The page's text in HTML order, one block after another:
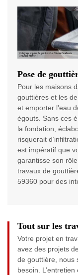
Pose de
Pour les maisons
gouttières et les
et emporter l'eau
égouts. Sans ces
la fondation,
risquerait
est impératif que
garantisse son
travaux de
59360 pour des
Tout sur les
Votre projet en
avez des projets
de gouttière, nous
besoin.